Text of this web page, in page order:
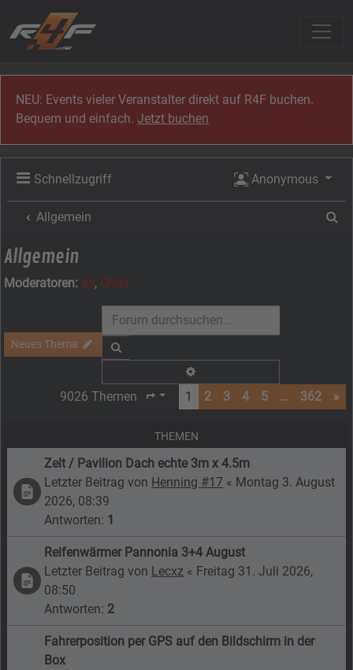
NEU: Events vieler Veranstalter direkt auf R4F buchen.
Bequem und einfach.Jetzt buchen
Schnellzugriff Anonymous
Allgemein
Allgemein
Moderatoren: as, Chris
Neues Thema
9026 Themen Seite von362
1 2 3 4 5 … 362 »
THEMEN
Zelt / Pavilion Dach echte 3m x 4.5m
Letzter Beitrag von Henning #17 « Montag 3. August
2026, 08:39
Antworten: 1
Reifenwärmer Pannonia 3+4 August
Letzter Beitrag von Lecxz « Freitag 31. Juli 2026,
08:50
Antworten: 2
Fahrerposition per GPS auf den Bildschirm in der
Box